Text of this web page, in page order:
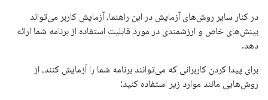
در کنار سایر روش‌های آزمایش در این راهنما، آزمایش کاربر می‌تواند
بینش‌های خاص و ارزشمندی در مورد قابلیت استفاده از برنامه شما ارائه
دهد.
برای پیدا کردن کاربرانی که می‌توانند برنامه شما را آزمایش کنند، از
روش‌هایی مانند موارد زیر استفاده کنید: